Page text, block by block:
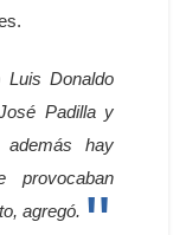
Donaldo
Padilla y
hay
provocaban
agregó.